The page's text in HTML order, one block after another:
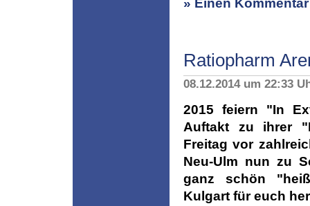
» Einen
Ratiopharm
08.12.2014 um 22:33
2015 feiern "In
Auftakt zu ihrer
Freitag vor
Neu-Ulm nun zu
ganz schön
Kulgart für euch